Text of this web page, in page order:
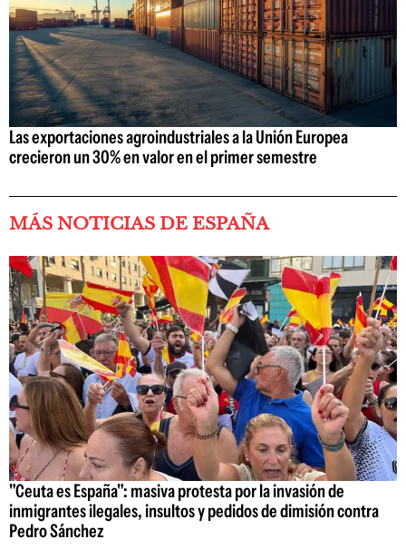
Las exportaciones agroindustriales a la Unión Europea
crecieron un 30% en valor en el primer semestre
MÁS NOTICIAS DE ESPAÑA
"Ceuta es España": masiva protesta por la invasión de
inmigrantes ilegales, insultos y pedidos de dimisión contra
Pedro Sánchez